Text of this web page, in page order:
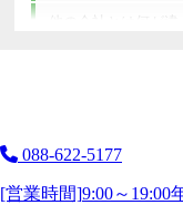
他の会社とは何が違
088-622-5177
[営業時間]9:00～19:00